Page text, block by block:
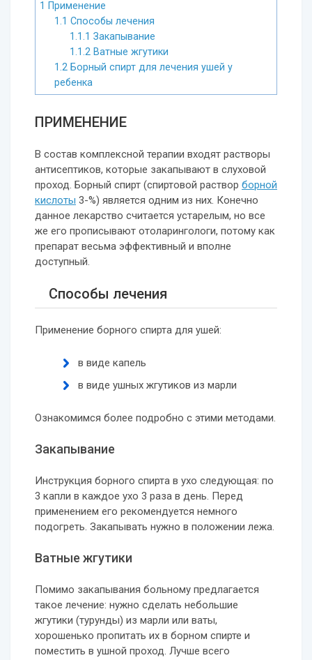
1 Применение
1.1 Способы лечения
1.1.1 Закапывание
1.1.2Ватные жгутики
1.2 Борный спирт для лечения ушей у
ребенка
ПРИМЕНЕНИЕ
В состав комплексной терапии входят растворы
антисептиков, которые закапывают в слуховой
проход. Борный спирт (спиртовой раствор борной
кислоты 3-%) является одним из них. Конечно
данное лекарство считается устарелым, но все
же его прописывают отоларингологи, потому как
препарат весьма эффективный и вполне
доступный.
Способы лечения
Применение борного спирта для ушей:
в виде капель
в виде ушных жгутиков из марли
Ознакомимся более подробно с этими методами.
Закапывание
Инструкция борного спирта в ухо следующая: по
3 капли в каждое ухо 3 раза в день. Перед
применением его рекомендуется немного
подогреть. Закапывать нужно в положении лежа.
Ватные жгутики
Помимо закапывания больному предлагается
такое лечение: нужно сделать небольшие
жгутики (турунды) из марли или ваты,
хорошенько пропитать их в борном спирте и
поместить в ушной проход. Лучше всего